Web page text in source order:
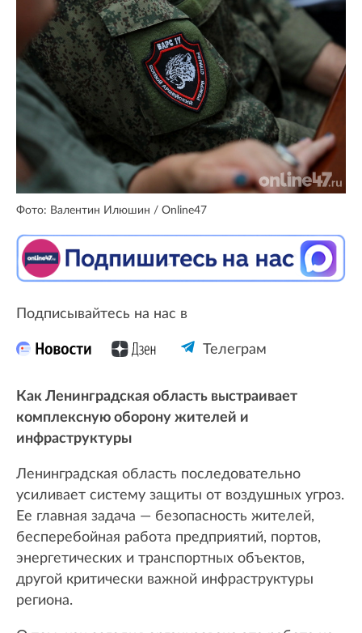
Фото: Валентин Илюшин / Online47
Подписывайтесь на нас в
Телеграм
Как Ленинградская область выстраивает
комплексную оборону жителей и
инфраструктуры
Ленинградская область последовательно
усиливает систему защиты от воздушных угроз.
Ее главная задача — безопасность жителей,
бесперебойная работа предприятий, портов,
энергетических и транспортных объектов,
другой критически важной инфраструктуры
региона.